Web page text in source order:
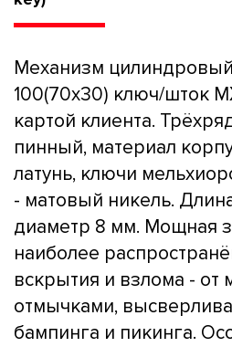
Механизм
100(70x30) ключ/шток
картой клиента.
пинный, материал
латунь, ключи
- матовый никель.
диаметр 8 мм. Мощная
наиболее
вскрытия и взлома - от
отмычками,
бампинга и пикинга.